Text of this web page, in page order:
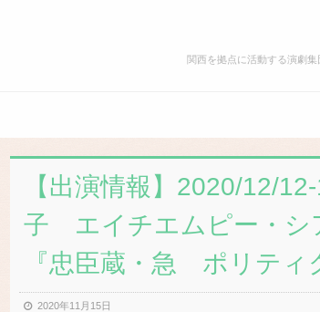
関西を拠点に活動する演劇
履
【出演情報】2020/12/
子 エイチエムピー・シ
『忠臣蔵・急 ポリティ
2020年11月15日